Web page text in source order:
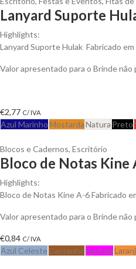
Lanyard Suporte
Highlights:
Lanyard Suporte Hulak Fabricado
Valor apresentado para o Brinde
€2,77 C/ IVA
Azul MarinhoMostardaNatura Preto
Blocos e Cadernos, Escritório
Bloco de Notas Kine
Highlights:
Bloco de Notas Kine A-6 Fabricado
Valor apresentado para o Brinde
€0,84 C/ IVA
Azul Celeste CastanhoFuchsia